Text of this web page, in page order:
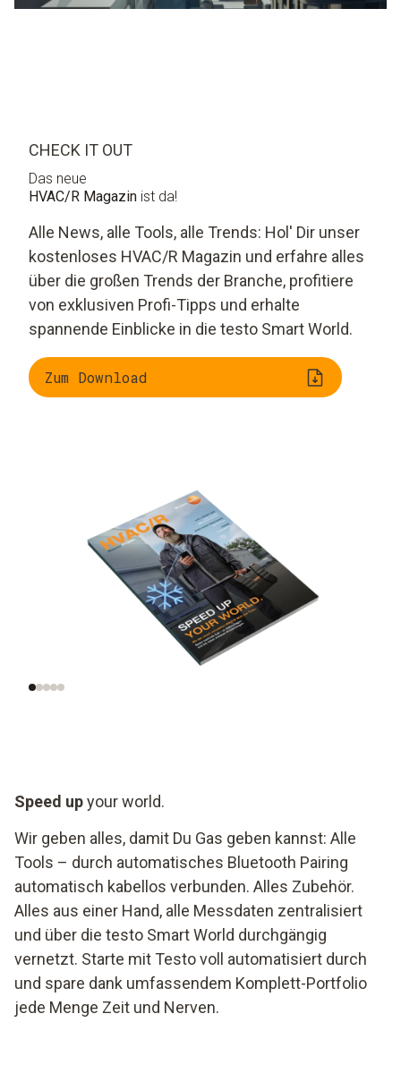
CHECK IT OUT
Das neue
HVAC/R Magazin ist da!
Alle News, alle Tools, alle Trends: Hol' Dir unser
kostenloses HVAC/R Magazin und erfahre alles
über die großen Trends der Branche, profitiere
von exklusiven Profi-Tipps und erhalte
spannende Einblicke in die testo Smart World.
Zum Download
Die Top Trends der
Special:
Speed upyour world.
Wir geben alles, damit Du Gas geben kannst: Alle
Tools – durch automatisches Bluetooth Pairing
automatisch kabellos verbunden. Alles Zubehör.
Alles aus einer Hand, alle Messdaten zentralisiert
und über die testo Smart World durchgängig
vernetzt. Starte mit Testo voll automatisiert durch
und spare dank umfassendem Komplett-Portfolio
jede Menge Zeit und Nerven.